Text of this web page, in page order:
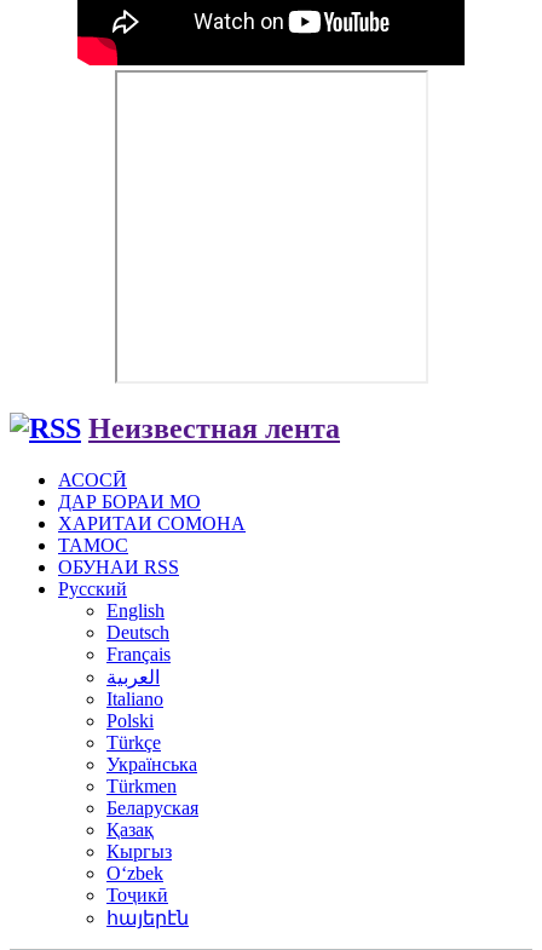
Неизвестная лента
АСОСӢ
ДАР БОРАИ МО
ХАРИТАИ СОМОНА
ТАМОС
ОБУНАИ RSS
Русский
English
Deutsch
Français
العربية
Italiano
Polski
Türkçe
Українська
Türkmen
Беларуская
Қазақ
Кыргыз
Oʻzbek
Тоҷикӣ
հայերէն